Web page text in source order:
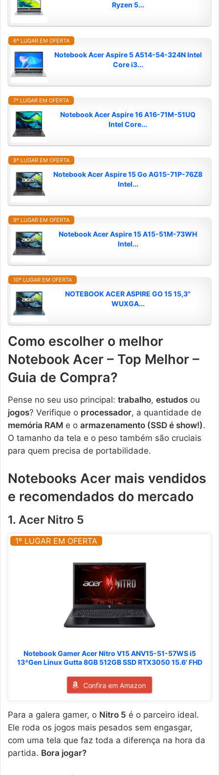
Ryzen 5...
6º LUGAR EM OFERTA
Notebook Acer Aspire 5 A514-54-324N Intel
Core i3...
7º LUGAR EM OFERTA
Notebook Acer Aspire 16 A16-71M-51UQ
Intel Core...
8º LUGAR EM OFERTA
Notebook Acer Aspire 15 Go AG15-71P-76Z8
Intel...
9º LUGAR EM OFERTA
Notebook Acer Aspire 15 A15-51M-73WH
Intel...
10º LUGAR EM OFERTA
NOTEBOOK ACER ASPIRE GO 15 15,3"
WUXGA...
Como escolher o melhor
Notebook Acer – Top Melhor –
Guia de Compra?
Pense no seu uso principal: trabalho, estudos ou
jogos? Verifique o processador, a quantidade de
memória RAM e o armazenamento (SSD é show!).
O tamanho da tela e o peso também são cruciais
para quem precisa de portabilidade.
Notebooks Acer mais vendidos
e recomendados do mercado
1. Acer Nitro 5
1º LUGAR EM OFERTA
Notebook Gamer Acer Nitro V15 ANV15-51-57WS i5
13ªGen Linux Gutta 8GB 512GB SSD RTX3050 15.6' FHD
Confira em Amazon
Para a galera gamer, o Nitro 5 é o parceiro ideal.
Ele roda os jogos mais pesados sem engasgar,
com uma tela que faz toda a diferença na hora da
partida. Bora jogar?